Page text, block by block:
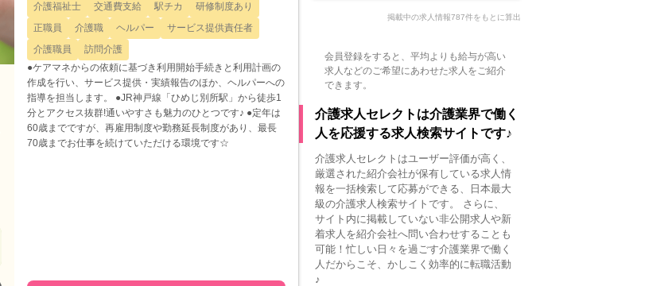
介護福祉士 交通費支給 駅チカ
研修制度あり
正職員
介護職 ヘルパー
サービス提供責任者
介護職員
訪問介護
●ケアマネからの依頼に基づき利用開始手続きと利用計画の
作成を行い、サービス提供・実績報告のほか、ヘルパーへの
指導を担当します。 ●JR神戸線「ひめじ別所駅」から徒歩1
分とアクセス抜群!通いやすさも魅力のひとつです♪ ●定年は
60歳までですが、再雇用制度や勤務延長制度があり、最長
70歳までお仕事を続けていただける環境です☆
掲載中の求人情報787件をもとに算出
会員登録をすると、平均よりも給与が高い
求人などのご希望にあわせた求人をご紹介
できます。
介護求人セレクトは介護業界で働く
人を応援する求人検索サイトです♪
介護求人セレクトはユーザー評価が高く、
厳選された紹介会社が保有している求人情
報を一括検索して応募ができる、日本最大
級の介護求人検索サイトです。 さらに、
サイト内に掲載していない非公開求人や新
着求人を紹介会社へ問い合わせすることも
可能！忙しい日々を過ごす介護業界で働く
人だからこそ、かしこく効率的に転職活動
♪